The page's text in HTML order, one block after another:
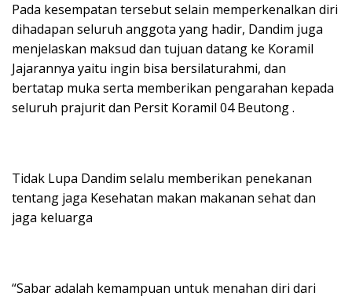
Pada kesempatan tersebut selain memperkenalkan diri
dihadapan seluruh anggota yang hadir, Dandim juga
menjelaskan maksud dan tujuan datang ke Koramil
Jajarannya yaitu ingin bisa bersilaturahmi, dan
bertatap muka serta memberikan pengarahan kepada
seluruh prajurit dan Persit Koramil 04 Beutong .
Tidak Lupa Dandim selalu memberikan penekanan
tentang jaga Kesehatan makan makanan sehat dan
jaga keluarga
“Sabar adalah kemampuan untuk menahan diri dari